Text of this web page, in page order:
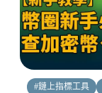
#鏈上指標工具